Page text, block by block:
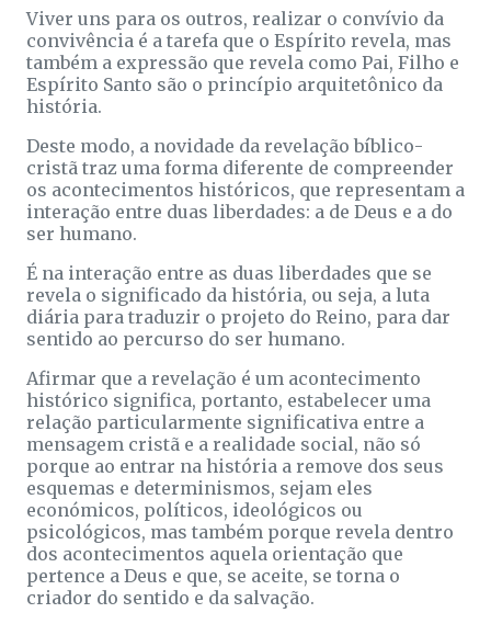
Viver uns para os outros, realizar o convívio da
convivência é a tarefa que o Espírito revela, mas
também a expressão que revela como Pai, Filho e
Espírito Santo são o princípio arquitetônico da
história.
Deste modo, a novidade da revelação bíblico-
cristã traz uma forma diferente de compreender
os acontecimentos históricos, que representam a
interação entre duas liberdades: a de Deus e a do
ser humano.
É na interação entre as duas liberdades que se
revela o significado da história, ou seja, a luta
diária para traduzir o projeto do Reino, para dar
sentido ao percurso do ser humano.
Afirmar que a revelação é um acontecimento
histórico significa, portanto, estabelecer uma
relação particularmente significativa entre a
mensagem cristã e a realidade social, não só
porque ao entrar na história a remove dos seus
esquemas e determinismos, sejam eles
económicos, políticos, ideológicos ou
psicológicos, mas também porque revela dentro
dos acontecimentos aquela orientação que
pertence a Deus e que, se aceite, se torna o
criador do sentido e da salvação.